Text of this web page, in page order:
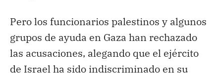
Pero los funcionarios palestinos y algunos
grupos de ayuda en Gaza han rechazado
las acusaciones, alegando que el ejército
de Israel ha sido indiscriminado en su